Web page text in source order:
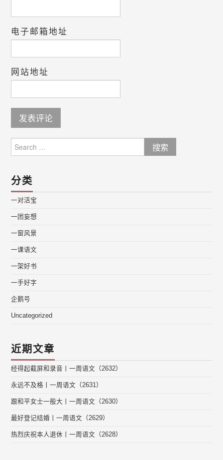
电子邮箱地址
网站地址
for:
分类
一对活宝
一团妄想
一窗风景
一课语文
一架好书
一手好字
企鹅号
Uncategorized
近期文章
经得起截屏和录音丨一周语文（2632）
永远不及格丨一周语文（2631）
跟和平女士一般大丨一周语文（2630）
最好登记结婚丨一周语文（2629）
热烈庆祝本人退休丨一周语文（2628）